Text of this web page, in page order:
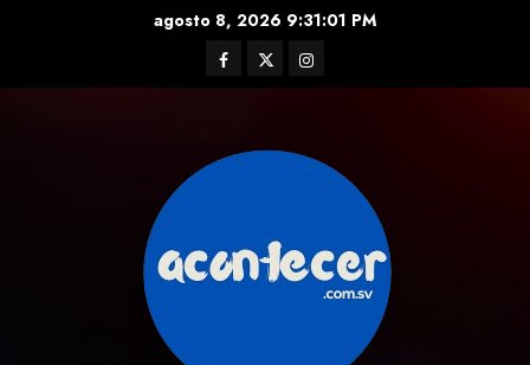
agosto 8, 2026 9:31:03 PM
Facebook
TwitterInstagram